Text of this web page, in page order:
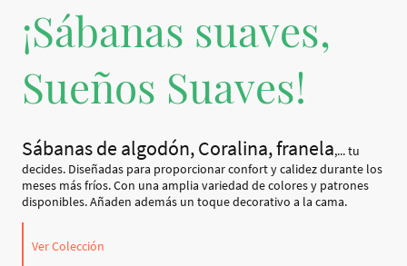
¡Sábanas suaves,
Sueños Suaves!
Sábanas de algodón, Coralina, franela,... tu
decides. Diseñadas para proporcionar confort y calidez durante los
meses más fríos. Con una amplia variedad de colores y patrones
disponibles. Añaden además un toque decorativo a la cama.
Ver Colección